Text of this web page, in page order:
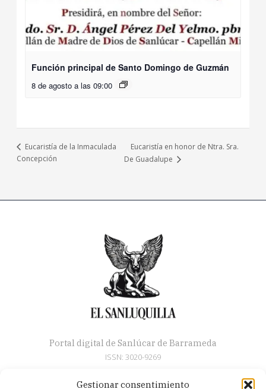
Gestionar consentimiento
Función principal de Santo Domingo de Guzmán
8 de agosto a las 09:00
Eucaristía de la Inmaculada
Concepción
Eucaristía en honor de Ntra. Sra.
De Guadalupe
Portal digital de Sanlúcar de Barrameda
ISSN: 3020-9269